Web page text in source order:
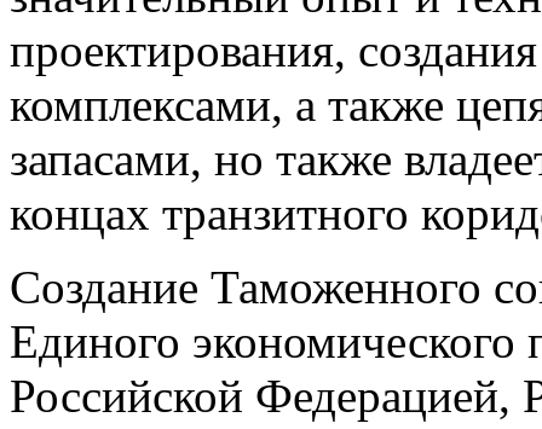
проектирования,
комплексами, а также
запасами, но также
концах транзитного
Создание Таможенного
Единого
Российской Федерацией,